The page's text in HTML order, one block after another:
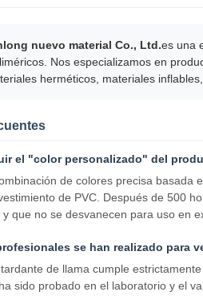
nuevo material Co., Ltd.es una
Nos especializamos en
herméticos, materiales
el "color personalizado" del
de colores precisa basada
de PVC. Después de 500
que no se desvanecen para uso en
se han realizado para
de llama cumple
sido probado en el laboratorio y el